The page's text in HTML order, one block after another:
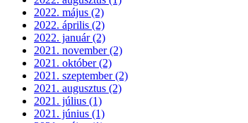
2022. május (2)
2022. április (2)
2022. január (2)
2021. november (2)
2021. október (2)
2021. szeptember (2)
2021. augusztus (2)
2021. július (1)
2021. június (1)